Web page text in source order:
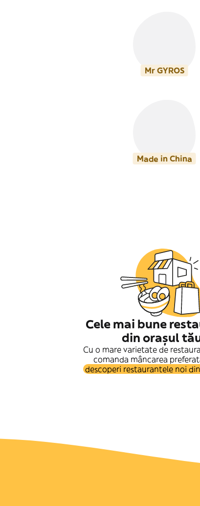
Mr GYROS
Made in China
Cele mai bune
din orașul
Cu o mare varietate de
comanda mâncarea
descoperi restaurantele noi